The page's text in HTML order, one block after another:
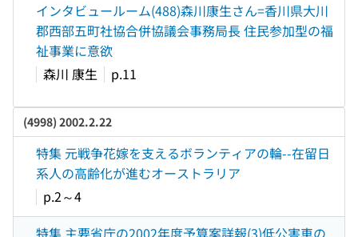
インタビュールーム(488)森川康生さん=香川県大川
郡西部五町社協合併協議会事務局長 住民参加型の福
祉事業に意欲
森川 康生
p.11
(4998) 2002.2.22
特集 元戦争花嫁を支えるボランティアの輪--在留日
系人の高齢化が進むオーストラリア
p.2～4
特集 主要省庁の2002年度予算案詳報(3)低公害車の